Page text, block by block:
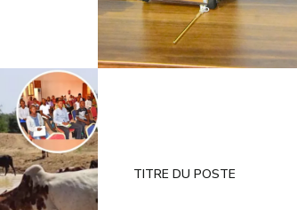
TITRE DU POSTE